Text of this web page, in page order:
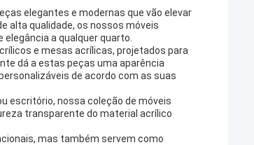
elegantes e modernas que vão elevar
alta qualidade, os nossos móveis
a qualquer quarto.
e mesas acrílicas, projetados para
dá a estas peças uma aparência
de acordo com as suas
escritório, nossa coleção de móveis
transparente do material acrílico
mas também servem como